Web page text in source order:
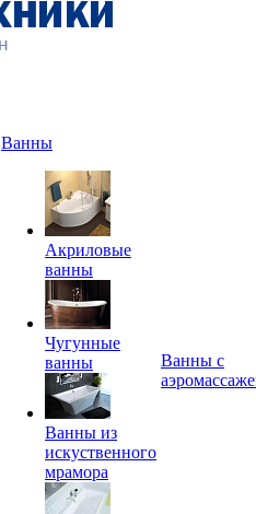
Ванны
Акриловые
ванны
Чугунные
ванны
Ванны из
искуственного
мрамора
Ванны с